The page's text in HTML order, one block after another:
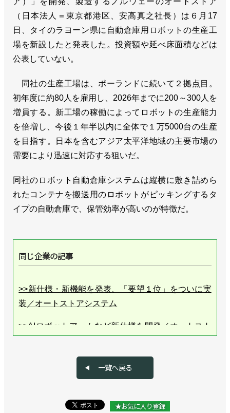
（日本法人＝東京都港区、安高真之社長）は６月17
日、タイのラヨーン県に自動倉庫用ロボットの生産工
場を新設したと発表した。投資額や延べ床面積などは
公表していない。
同社の生産工場は、ポーランドに続いて２拠点目。
初年度に約80人を雇用し、2026年までに200～300人を
増員する。新工場の稼働によってロボットの生産能力
を倍増し、今後１年半以内に全体で１万5000台の生産
を目指す。日本を含むアジア太平洋地域の主要市場の
需要により迅速に対応する狙いだ。
同社のロボット自動倉庫システムは縦横に敷き詰めら
れたコンテナを搬送用のロボットがピッキングするタ
イプの自動倉庫で、保管効率が高いのが特徴だ。
同じ企業の記事
>>新仕様・新機能を発表、「要望１位」をついに実
装／オートストアシステム
>>AIロボットアームなど新仕様を開発／オートスト
>>倉庫管理のレポート発表、５つの課題を分析／オ
>>ピッキングロボに高さ425mmのコンテナ対応モデ
一覧へ戻る
★お気に入り登録